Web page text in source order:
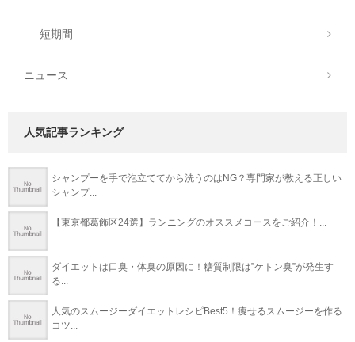
短期間
ニュース
人気記事ランキング
シャンプーを手で泡立ててから洗うのはNG？専門家が教える正しい
シャンプ...
【東京都葛飾区24選】ランニングのオススメコースをご紹介！...
ダイエットは口臭・体臭の原因に！糖質制限は”ケトン臭”が発生す
る...
人気のスムージーダイエットレシピBest5！痩せるスムージーを作る
コツ...